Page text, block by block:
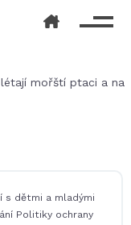
mořští ptaci a na
s dětmi a mladými
Politiky ochrany